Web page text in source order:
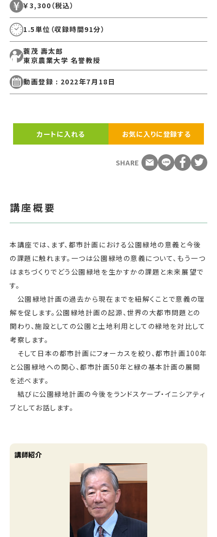
￥3,300 （税込）
1.5単位（収録時間91分）
蓑茂 壽太郎
東京農業大学 名誉教授
動画登録 : 2022年7月18日
カートに入れる お気に入りに登録する
SHARE
講座概要
本講座では、まず、都市計画における公園緑地の意義と今後
の課題に触れます。一つは公園緑地の意義について、もう一つ
はまちづくりでどう公園緑地を生かすかの課題と未来展望で
す。
公園緑地計画の過去から現在までを紐解くことで意義の理
解を促します。公園緑地計画の起源、世界の大都市問題との
関わり、施設としての公園と土地利用としての緑地を対比して
考察します。
そして日本の都市計画にフォーカスを絞り、都市計画100年
と公園緑地への関心、都市計画50年と緑の基本計画の展開
を述べます。
結びに公園緑地計画の今後をランドスケープ・イニシアティ
ブとしてお話します。
講師紹介